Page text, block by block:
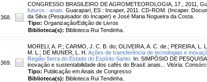
368.
CONGRESSO BRASILEIRO DE AGROMETEOROLOGIA, 17., 2011,
futuros : anais. Guarapari, ES : Incaper, 2011. CD-ROM. (Incaper.
da Silva (Pesquisador do Incaper) e José Maria Nogueira da Costa.
Tipo: Organização/Edição de Livros
Biblioteca(s): Biblioteca Rui Tendinha.
369.
MORELI, A. P. ; CARMO, J. C. B. do; OLIVEIRA, A. C. de. ; PEREIRA, L. L.
M. L. ; DE MUNER, L. H. Ações de transferência de tecnologias e
Região Serra do Estado do Espírito Santo. In: SIMPÓSIO DE
inovação e sustentabilidade dos cafés do Brasil: anais... Vitória:
Tipo: Publicação em Anais de Congresso
Biblioteca(s): Biblioteca Rui Tendinha.